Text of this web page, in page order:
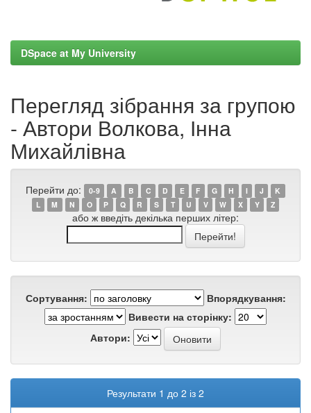
DSpace at My University
Перегляд зібрання за групою
- Автори Волкова, Інна
Михайлівна
Перейти до: 0-9 A B C D E F G H I J
K
L
M N O P Q R S T U V W X Y Z
або ж введіть декілька перших літер:
Сортування:
Впорядкування:
Вивести на сторінку:
Автори:
Результати 1 до 2 із 2